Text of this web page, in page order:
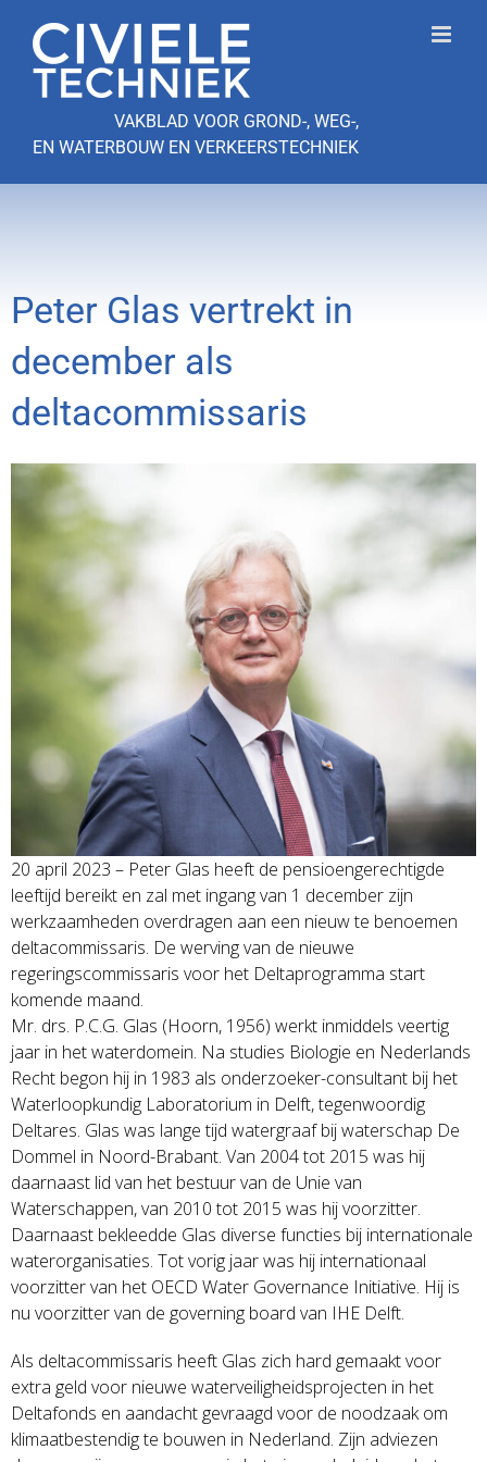
naar
inhoud
VAKBLAD VOOR GROND-, WEG-,
EN WATERBOUW EN VERKEERSTECHNIEK
Peter Glas vertrekt in
december als
deltacommissaris
20 april 2023 – Peter Glas heeft de pensioengerechtigde
leeftijd bereikt en zal met ingang van 1 december zijn
werkzaamheden overdragen aan een nieuw te benoemen
deltacommissaris. De werving van de nieuwe
regeringscommissaris voor het Deltaprogramma start
komende maand.
Mr. drs. P.C.G. Glas (Hoorn, 1956) werkt inmiddels veertig
jaar in het waterdomein. Na studies Biologie en Nederlands
Recht begon hij in 1983 als onderzoeker-consultant bij het
Waterloopkundig Laboratorium in Delft, tegenwoordig
Deltares. Glas was lange tijd watergraaf bij waterschap De
Dommel in Noord-Brabant. Van 2004 tot 2015 was hij
daarnaast lid van het bestuur van de Unie van
Waterschappen, van 2010 tot 2015 was hij voorzitter.
Daarnaast bekleedde Glas diverse functies bij internationale
waterorganisaties. Tot vorig jaar was hij internationaal
voorzitter van het OECD Water Governance Initiative. Hij is
nu voorzitter van de governing board van IHE Delft.
Als deltacommissaris heeft Glas zich hard gemaakt voor
extra geld voor nieuwe waterveiligheidsprojecten in het
Deltafonds en aandacht gevraagd voor de noodzaak om
klimaatbestendig te bouwen in Nederland. Zijn adviezen